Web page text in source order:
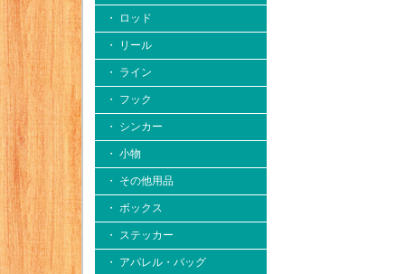
・ ロッド
・ リール
・ ライン
・ フック
・ シンカー
・ 小物
・ その他用品
・ ボックス
・ ステッカー
・ アパレル・バッグ